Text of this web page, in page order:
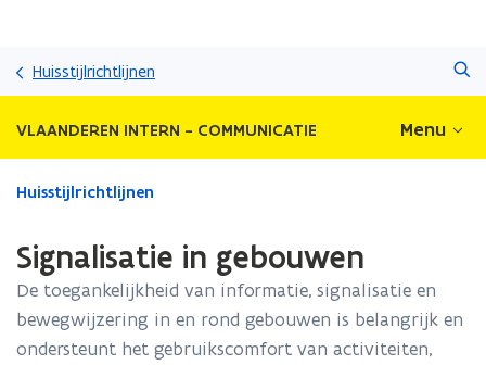
inhoud
gaan
Huisstijlrichtlijnen
VLAANDEREN INTERN - COMMUNICATIE Menu
Gedaan
bevindt
op:
Signalisatie
Huisstijlrichtlijnen
Signalisatie in gebouwen
De toegankelijkheid van informatie, signalisatie en
bewegwijzering in en rond gebouwen is belangrijk en
ondersteunt het gebruikscomfort van activiteiten,